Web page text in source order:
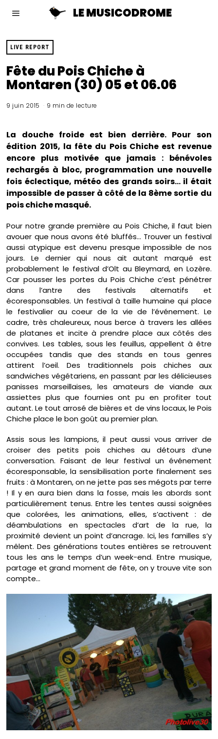
LE MUSICODROME
LIVE REPORT
Fête du Pois Chiche à
Montaren (30) 05 et 06.06
9 juin 2015 9 min de lecture
La douche froide est bien derrière. Pour son
édition 2015, la fête du Pois Chiche est revenue
encore plus motivée que jamais : bénévoles
rechargés à bloc, programmation une nouvelle
fois éclectique, météo des grands soirs… il était
impossible de passer à côté de la 8ème sortie du
pois chiche masqué.
Pour notre grande première au Pois Chiche, il faut bien
avouer que nous avons été bluffés… Trouver un festival
aussi atypique est devenu presque impossible de nos
jours. Le dernier qui nous ait autant marqué est
probablement le festival d’Olt au Bleymard, en Lozère.
Car pousser les portes du Pois Chiche c’est pénétrer
dans l’antre des festivals alternatifs et
écoresponsables. Un festival à taille humaine qui place
le festivalier au coeur de la vie de l’événement. Le
cadre, très chaleureux, nous berce à travers les allées
de platanes et incite à prendre place aux côtés des
convives. Les tables, sous les feuillus, appellent à être
occupées tandis que des stands en tous genres
attirent l’oeil. Des traditionnels pois chiches aux
sandwiches végétariens, en passant par les délicieuses
panisses marseillaises, les amateurs de viande aux
assiettes plus que fournies ont pu en profiter tout
autant. Le tout arrosé de bières et de vins locaux, le Pois
Chiche place le bon goût au premier plan.
Assis sous les lampions, il peut aussi vous arriver de
croiser des petits pois chiches au détours d’une
conversation. Faisant de leur festival un événement
écoresponsable, la sensibilisation porte finalement ses
fruits : à Montaren, on ne jette pas ses mégots par terre
! Il y en aura bien dans la fosse, mais les abords sont
particulièrement tenus. Entre les tentes aussi soignées
que colorées, les animations, elles, s’activent : de
déambulations en spectacles d’art de la rue, la
proximité devient un point d’ancrage. Ici, les familles s’y
mêlent. Des générations toutes entières se retrouvent
tous les ans le temps d’un week-end. Entre musique,
partage et grand moment de fête, on y trouve vite son
compte…